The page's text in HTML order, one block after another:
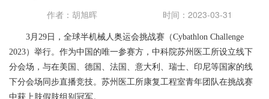
作者：胡旭晖 时间：2023-03-31
3 月 29 日，全球半机械人奥运会挑战赛（Cybathlon Challenge
2023）举行。作为中国的唯一参赛方，中科院苏州医工所设立线下
分会场，与在美国、德国、法国、意大利、瑞士、印尼等国家的线
下分会场同步直播竞技。苏州医工所康复工程室青年团队在挑战赛
中获上肢假肢组别冠军。